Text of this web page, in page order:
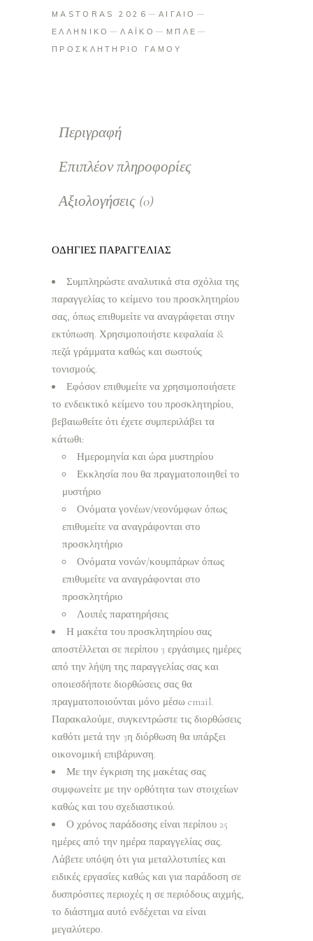
MASTORAS 2026
ΑΙΓΑΙΟ
ΕΛΛΗΝΙΚΟ
ΛΑΪΚΟ
ΜΠΛΕ
ΠΡΟΣΚΛΗΤΗΡΙΟ ΓΑΜΟΥ
Περιγραφή
Επιπλέον πληροφορίες
Αξιολογήσεις (0)
ΟΔΗΓΙΕΣ ΠΑΡΑΓΓΕΛΙΑΣ
Συμπληρώστε αναλυτικά στα σχόλια της
παραγγελίας το κείμενο του προσκλητηρίου
σας, όπως επιθυμείτε να αναγράφεται στην
εκτύπωση. Χρησιμοποιήστε κεφαλαία &
πεζά γράμματα καθώς και σωστούς
τονισμούς.
Εφόσον επιθυμείτε να χρησιμοποιήσετε
το ενδεικτικό κείμενο του προσκλητηρίου,
βεβαιωθείτε ότι έχετε συμπεριλάβει τα
κάτωθι:
Ημερομηνία και ώρα μυστηρίου
Εκκλησία που θα πραγματοποιηθεί το
μυστήριο
Ονόματα γονέων/νεονύμφων όπως
επιθυμείτε να αναγράφονται στο
προσκλητήριο
Ονόματα νονών/κουμπάρων όπως
επιθυμείτε να αναγράφονται στο
προσκλητήριο
Λοιπές παρατηρήσεις
Η μακέτα του προσκλητηρίου σας
αποστέλλεται σε περίπου 3 εργάσιμες ημέρες
από την λήψη της παραγγελίας σας και
οποιεσδήποτε διορθώσεις σας θα
πραγματοποιούνται μόνο μέσω email.
Παρακαλούμε, συγκεντρώστε τις διορθώσεις
καθότι μετά την 3η διόρθωση θα υπάρξει
οικονομική επιβάρυνση.
Με την έγκριση της μακέτας σας
συμφωνείτε με την ορθότητα των στοιχείων
καθώς και του σχεδιαστικού.
Ο χρόνος παράδοσης είναι περίπου 25
ημέρες από την ημέρα παραγγελίας σας.
Λάβετε υπόψη ότι για μεταλλοτυπίες και
ειδικές εργασίες καθώς και για παράδοση σε
δυσπρόσιτες περιοχές η σε περιόδους αιχμής,
το διάστημα αυτό ενδέχεται να είναι
μεγαλύτερο.